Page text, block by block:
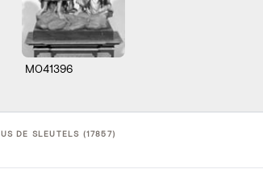
M041396
DE SLEUTELS (17857)